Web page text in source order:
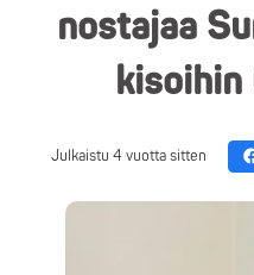
nostajaa
kisoihin
Julkaistu 4 vuotta sitten